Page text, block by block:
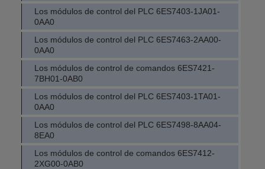
Los módulos de control del PLC 6ES7403-1JA01-
0AA0
Los módulos de control del PLC 6ES7463-2AA00-
0AA0
Los módulos de control de comandos 6ES7421-
7BH01-0AB0
Los módulos de control del PLC 6ES7403-1TA01-
0AA0
Los módulos de control del PLC 6ES7498-8AA04-
8EA0
Los módulos de control de comandos 6ES7412-
2XG00-0AB0